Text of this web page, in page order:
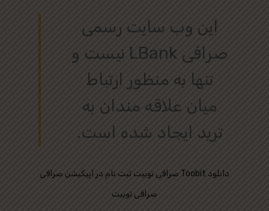
این وب‌ سایت رسمی
صرافی LBank نیست و
تنها به منظور ارتباط
میان علاقه‌ مندان به
ترید ایجاد شده است.
صرافی توبیت ثبت نام در اپیکیشن صرافی Toobit دانلود
صرافی توبیت